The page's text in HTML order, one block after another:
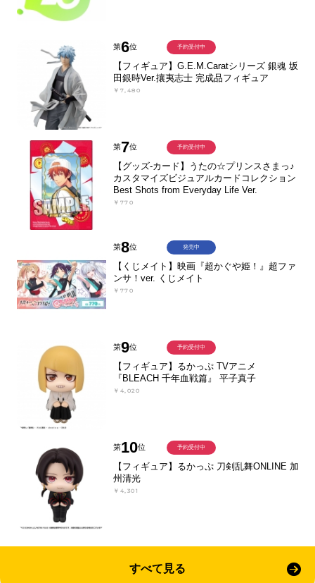
第6位
【フィギュア】G.E.M.Caratシリーズ 銀魂 坂
田銀時Ver.攘夷志士 完成品フィギュア
￥7,480
予約受付中
第7位
【グッズ-カード】うたの☆プリンスさまっ♪
カスタマイズビジュアルカードコレクション
Best Shots from Everyday Life Ver.
￥770
予約受付中
第8位
【くじメイト】映画『超かぐや姫！』超ファ
ンサ！ver. くじメイト
￥770
発売中
第9位
【フィギュア】るかっぷ TVアニメ
『BLEACH 千年血戦篇』 平子真子
￥4,020
予約受付中
第10位
【フィギュア】るかっぷ 刀剣乱舞ONLINE 加
州清光
￥4,301
予約受付中
すべて見る